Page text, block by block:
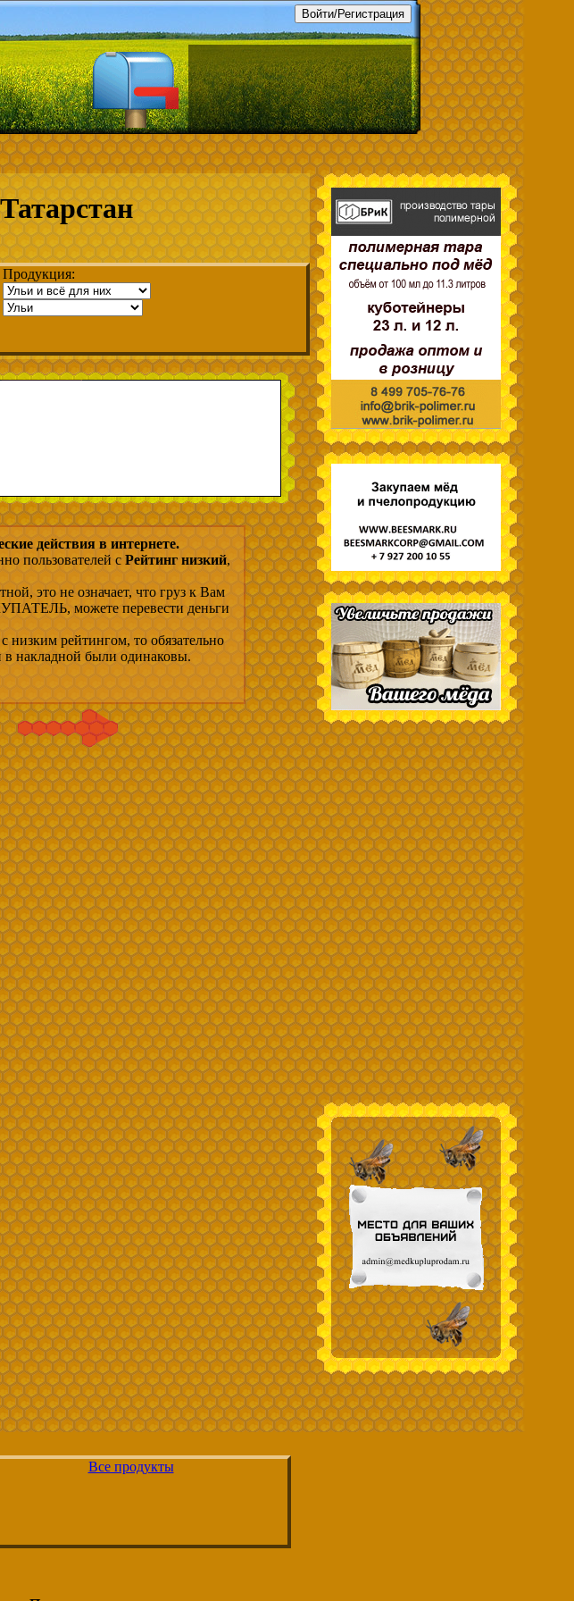
Продукция:
действия в интернете.
пользователей с Рейтинг низкий,
это не означает, что груз к Вам
можете перевести деньги
низким рейтингом, то обязательно
накладной были одинаковы.
Все продукты